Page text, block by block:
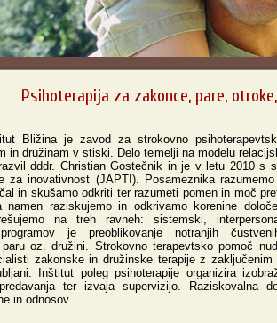
Psihoterapija za zakonce, pare,
Bližina je zavod za strokovno
in družinam v stiski. Delo temelji na modelu
dddr. Christian Gostečnik in je v letu 2010 s
za inovativnost (JAPTI). Posameznika
in skušamo odkriti ter razumeti pomen in moč
raziskujemo in odkrivamo korenine
na treh ravneh: sistemski,
je preoblikovanje notranjih
paru oz. družini. Strokovno terapevtsko pomoč
zakonske in družinske terapije z
Inštitut poleg psihoterapije organizira
ter izvaja supervizijo. Raziskovalna
in odnosov.